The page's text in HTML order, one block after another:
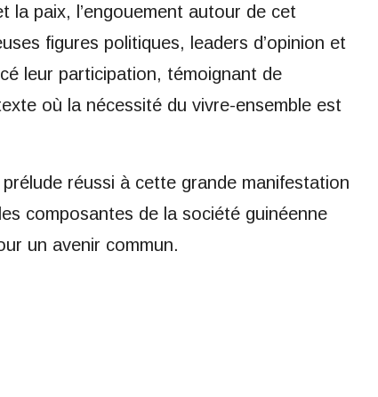
la paix, l’engouement autour de cet
figures politiques, leaders d’opinion et
leur participation, témoignant de
où la nécessité du vivre-ensemble est
prélude réussi à cette grande manifestation
composantes de la société guinéenne
un avenir commun.